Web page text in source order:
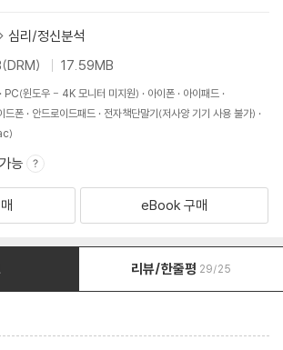
심리/정신분석
17.59MB
PC(윈도우 - 4K 모니터 미지원) 아이폰
아이패드
드폰
안드로이드패드
전자책단말기(저사양 기기 사용 불가)
능
eBook 구매
리뷰/한줄평 29/25